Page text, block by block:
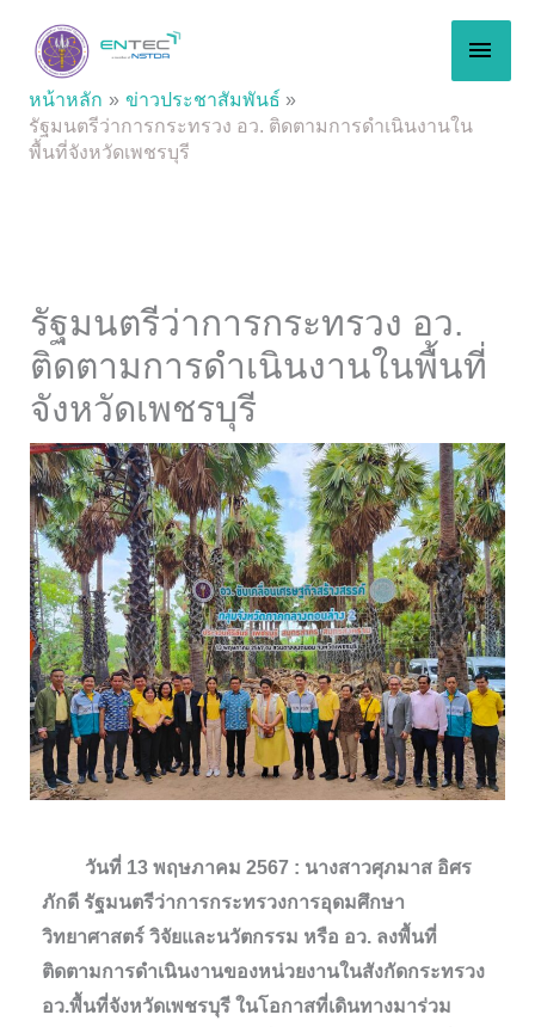
content
หน้าหลัก
ข่าวประชาสัมพันธ์
รัฐมนตรีว่าการกระทรวง อว. ติดตามการดำเนินงานใน
พื้นที่จังหวัดเพชรบุรี
รัฐมนตรีว่าการกระทรวง อว.
ติดตามการดำเนินงานในพื้นที่
จังหวัดเพชรบุรี
วันที่ 13 พฤษภาคม 2567 : นางสาวศุภมาส อิศร
ภักดี รัฐมนตรีว่าการกระทรวงการอุดมศึกษา
วิทยาศาสตร์ วิจัยและนวัตกรรม หรือ อว. ลงพื้นที่
ติดตามการดำเนินงานของหน่วยงานในสังกัดกระทรวง
อว.พื้นที่จังหวัดเพชรบุรี ในโอกาสที่เดินทางมาร่วม